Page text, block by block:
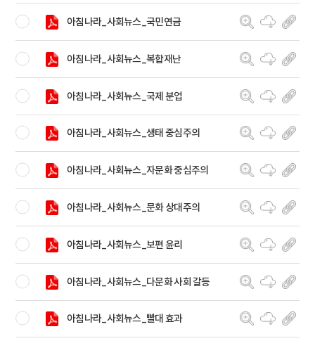
아침나라_사회뉴스_국민연금
아침나라_사회뉴스_복합재난
아침나라_사회뉴스_국제 분업
아침나라_사회뉴스_생태 중심주의
아침나라_사회뉴스_자문화 중심주의
아침나라_사회뉴스_문화 상대주의
아침나라_사회뉴스_보편 윤리
아침나라_사회뉴스_다문화 사회 갈등
아침나라_사회뉴스_빨대 효과